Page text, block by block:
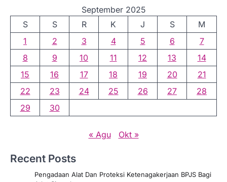
September 2025
S
S R K J S
M
1
2 3 4 5 6
7
8
9 10 11 12 13
14
15
16 17 18 19 20
21
22
23 24 25 26 27
28
29
30
« Agu Okt »
Recent Posts
Pengadaan Alat Dan Proteksi Ketenagakerjaan BPJS Bagi